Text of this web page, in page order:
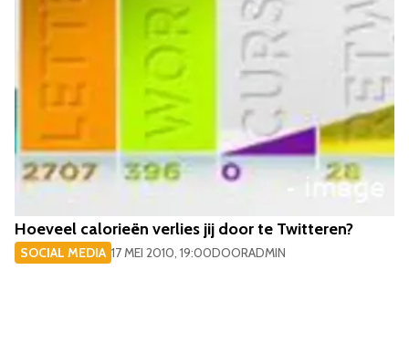
Hoeveel calorieën verlies jij door te Twitteren?
SOCIAL MEDIA 17 MEI 2010, 19:00DOORADMIN